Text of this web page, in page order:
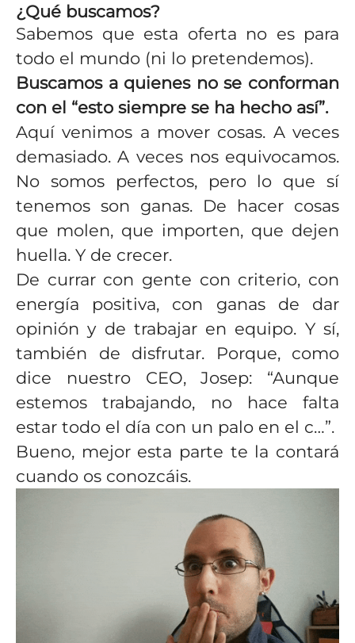
¿Qué buscamos?
Sabemos que esta oferta no es para
todo el mundo (ni lo pretendemos).
Buscamos a quienes no se conforman
con el “esto siempre se ha hecho así”.
Aquí venimos a mover cosas. A veces
demasiado. A veces nos equivocamos.
No somos perfectos, pero lo que sí
tenemos son ganas. De hacer cosas
que molen, que importen, que dejen
huella. Y de crecer.
De currar con gente con criterio, con
energía positiva, con ganas de dar
opinión y de trabajar en equipo. Y sí,
también de disfrutar. Porque, como
dice nuestro CEO, Josep: “Aunque
estemos trabajando, no hace falta
estar todo el día con un palo en el c…”.
Bueno, mejor esta parte te la contará
cuando os conozcáis.